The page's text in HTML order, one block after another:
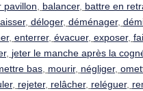
pavillon, balancer, battre en
, déloger, déménager,
, enterrer, évacuer, exposer,
, jeter le manche après la
bas, mourir, négliger,
, rejeter, relâcher, reléguer,